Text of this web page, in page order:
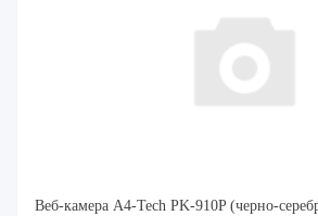
Веб-камера A4-Tech PK-910P (черно-